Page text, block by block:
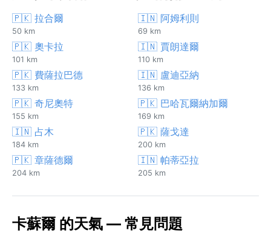
🇵🇰 拉合爾
50 km
🇮🇳 阿姆利則
69 km
🇵🇰 奧卡拉
101 km
🇮🇳 賈朗達爾
110 km
🇵🇰 費薩拉巴德
133 km
🇮🇳 盧迪亞納
136 km
🇵🇰 奇尼奧特
155 km
🇵🇰 巴哈瓦爾納加爾
169 km
🇮🇳 占木
184 km
🇵🇰 薩戈達
200 km
🇵🇰 章薩德爾
204 km
🇮🇳 帕蒂亞拉
205 km
卡蘇爾 的天氣 — 常見問題